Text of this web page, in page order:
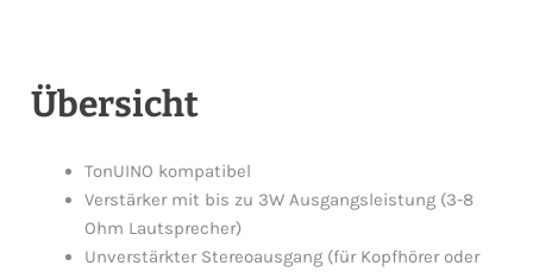
Übersicht
TonUINO kompatibel
Verstärker mit bis zu 3W Ausgangsleistung (3-8
Ohm Lautsprecher)
Unverstärkter Stereoausgang (für Kopfhörer oder